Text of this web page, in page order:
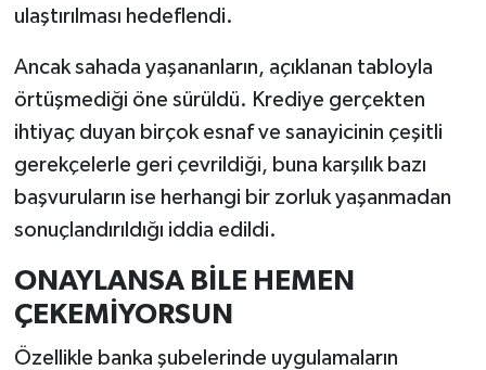
ulaştırılması hedeflendi.
Ancak sahada yaşananların, açıklanan tabloyla
örtüşmediği öne sürüldü. Krediye gerçekten
ihtiyaç duyan birçok esnaf ve sanayicinin çeşitli
gerekçelerle geri çevrildiği, buna karşılık bazı
başvuruların ise herhangi bir zorluk yaşanmadan
sonuçlandırıldığı iddia edildi.
ONAYLANSA BİLE HEMEN
ÇEKEMİYORSUN
Özellikle banka şubelerinde uygulamaların